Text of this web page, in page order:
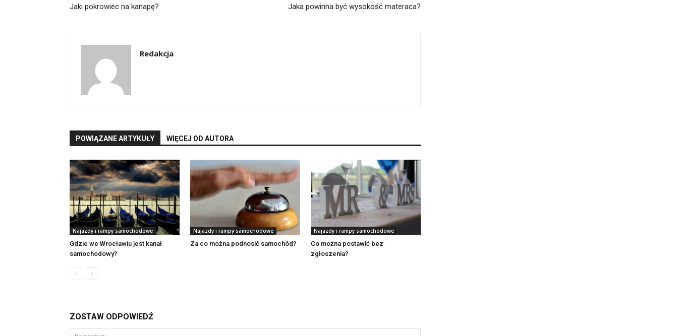
Jaki pokrowiec na kanapę? Jaka powinna być wysokość materaca?
Redakcja
POWIĄZANE ARTYKUŁY WIĘCEJ OD AUTORA
Najazdy i rampy samochodowe
Gdzie we Wrocławiu jest kanał
samochodowy?
Najazdy i rampy samochodowe
Za co można podnosić samochód?
Najazdy i rampy samochodowe
Co można postawić bez
zgłoszenia?
ZOSTAW ODPOWIEDŹ